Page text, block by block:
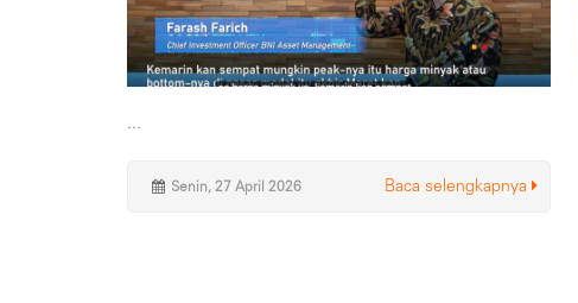
...
Senin, 27 April 2026 Baca selengkapnya